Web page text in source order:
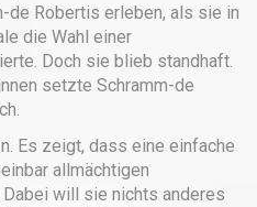
de Robertis erleben, als sie in
die Wahl einer
Doch sie blieb standhaft.
setzte Schramm-de
Es zeigt, dass eine einfache
allmächtigen
will sie nichts anderes